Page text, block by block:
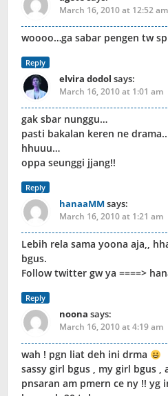
March 16, 2010 at 12:52 am
woooo…ga sabar pengen tw
Reply
elvira dodol says:
March 16, 2010 at 1:01 am
gak sbar nunggu…
pasti bakalan keren ne drama..
hhuuu…
oppa seunggi jjang!!
Reply
hanaaMMsays:
March 16, 2010 at 1:21 am
Lebih rela sama yoona aja,,
bgus.
Follow twitter gw ya ====>
Reply
noona says:
March 16, 2010 at 4:19 am
wah ! pgn liat deh ini drma
sassy girl bgus , my girl bgus ,
pnsaran am pmern ce ny !! yg